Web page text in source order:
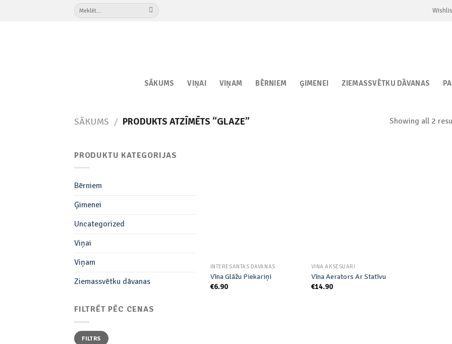
Meklēt:
SĀKUMS VIŅAI VIŅAM BĒRNIEM ĢIMENEI ZIEMASSVĒTKU DĀVANAS
SĀKUMS / PRODUKTS ATZĪMĒTS “GLAZE” Showing all 2
PRODUKTU KATEGORIJAS
Bērniem
Ģimenei
Uncategorized
Viņai
Viņam
Ziemassvētku dāvanas
FILTRĒT PĒC CENAS
Min.
cena
Maks.
cenaFILTRS
INTERESANTAS DĀVANAS
Vīna Glāžu Piekariņi
€6.90
VĪNA AKSESUĀRI
Vīna Aerators Ar Statīvu
€14.90